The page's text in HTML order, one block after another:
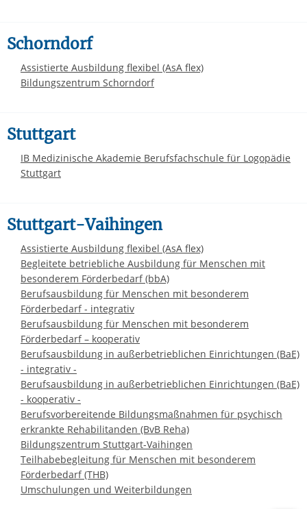
Schorndorf
Assistierte Ausbildung flexibel (AsA flex)
Bildungszentrum Schorndorf
Stuttgart
IB Medizinische Akademie Berufsfachschule für Logopädie
Stuttgart
Stuttgart-Vaihingen
Assistierte Ausbildung flexibel (AsA flex)
Begleitete betriebliche Ausbildung für Menschen mit
besonderem Förderbedarf (bbA)
Berufsausbildung für Menschen mit besonderem
Förderbedarf - integrativ
Berufsausbildung für Menschen mit besonderem
Förderbedarf – kooperativ
Berufsausbildung in außerbetrieblichen Einrichtungen (BaE)
- integrativ -
Berufsausbildung in außerbetrieblichen Einrichtungen (BaE)
- kooperativ -
Berufsvorbereitende Bildungsmaßnahmen für psychisch
erkrankte Rehabilitanden (BvB Reha)
Bildungszentrum Stuttgart-Vaihingen
Teilhabebegleitung für Menschen mit besonderem
Förderbedarf (THB)
Umschulungen und Weiterbildungen